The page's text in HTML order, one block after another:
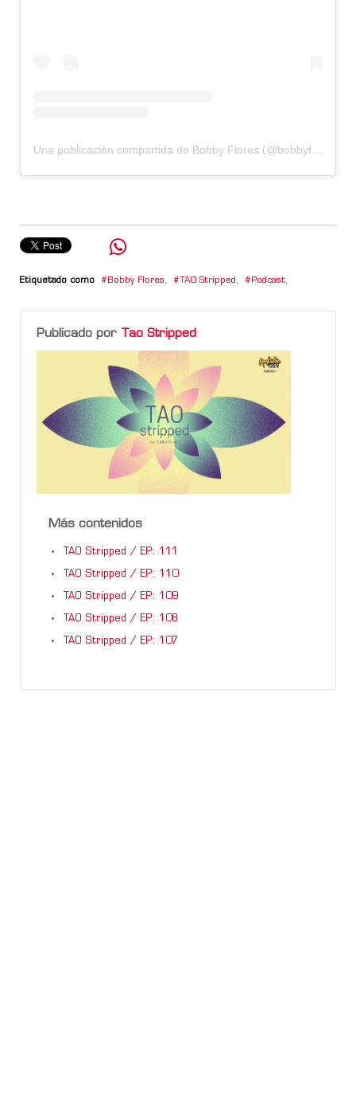
Etiquetado como Bobby Flores, TAO Stripped , Podcast,
Publicado por Tao Stripped
Más contenidos
TAO Stripped / EP: 111
TAO Stripped / EP: 110
TAO Stripped / EP: 109
TAO Stripped / EP: 108
TAO Stripped / EP: 107